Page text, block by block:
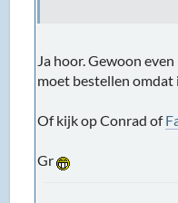
Ja hoor. Gewoon
moet bestellen omdat
Of kijk op Conrad of
Gr